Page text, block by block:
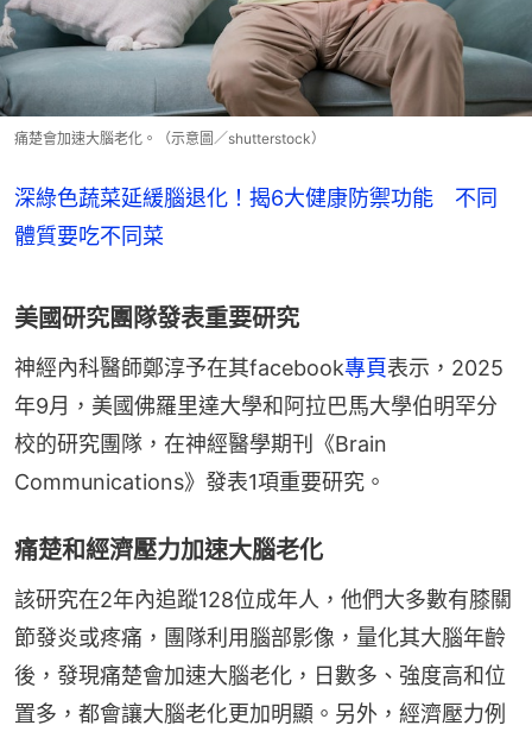
痛楚會加速大腦老化。（示意圖／shutterstock）
深綠色蔬菜延緩腦退化！揭6大健康防禦功能 不同
體質要吃不同菜
美國研究團隊發表重要研究
神經內科醫師鄭淳予在其facebook專頁表示，2025
年9月，美國佛羅里達大學和阿拉巴馬大學伯明罕分
校的研究團隊，在神經醫學期刊《Brain
Communications》發表1項重要研究。
痛楚和經濟壓力加速大腦老化
該研究在2年內追蹤128位成年人，他們大多數有膝關
節發炎或疼痛，團隊利用腦部影像，量化其大腦年齡
後，發現痛楚會加速大腦老化，日數多、強度高和位
置多，都會讓大腦老化更加明顯。另外，經濟壓力例